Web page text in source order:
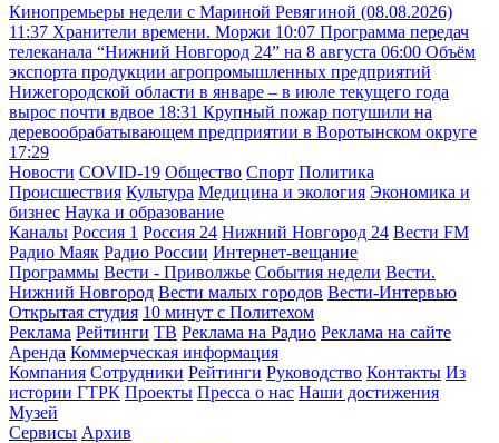
Кинопремьеры недели с Мариной Ревягиной (08.08.2026)
11:37 Хранители времени. Моржи 10:07 Программа передач
телеканала “Нижний Новгород 24” на 8 августа 06:00 Объём
экспорта продукции агропромышленных предприятий
Нижегородской области в январе – в июле текущего года
вырос почти вдвое 18:31 Крупный пожар потушили на
деревообрабатывающем предприятии в Воротынском округе
17:29
Новости COVID-19 Общество Спорт Политика
Происшествия Культура Медицина и экология Экономика и
бизнес Наука и образование
Каналы Россия 1 Россия 24 Нижний Новгород 24 Вести FM
Радио Маяк Радио России Интернет-вещание
Программы Вести - Приволжье События недели Вести.
Нижний Новгород Вести малых городов Вести-Интервью
Открытая студия 10 минут с Политехом
Реклама Рейтинги ТВ Реклама на Радио Реклама на сайте
Аренда Коммерческая информация
Компания Сотрудники Рейтинги Руководство Контакты Из
истории ГТРК Проекты Пресса о нас Наши достижения
Музей
Сервисы Архив